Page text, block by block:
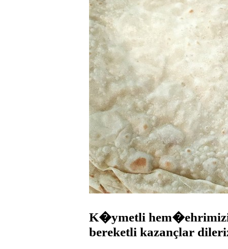
K�ymetli
bereketli kazançlar